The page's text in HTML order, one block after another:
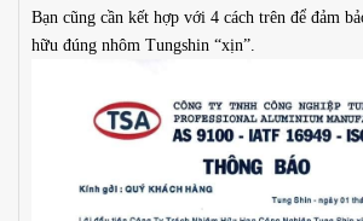
Bạn cũng cần kết hợp với 4 cách trên để đảm
hữu đúng nhôm Tungshin “xịn”.